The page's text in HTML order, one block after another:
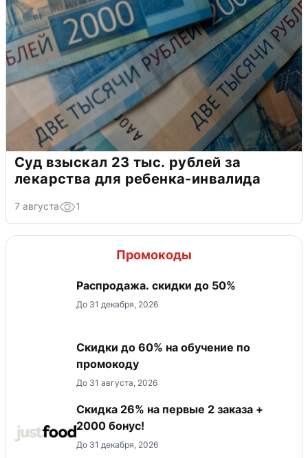
Суд взыскал 23 тыс. рублей за
лекарства для ребенка-инвалида
7 августа 1
Промокоды
Распродажа. скидки до 50%
До 31 декабря, 2026
Скидки до 60% на обучение по
промокоду
До 31 августа, 2026
Скидка 26% на первые 2 заказа +
2000 бонус!
До 31 декабря, 2026